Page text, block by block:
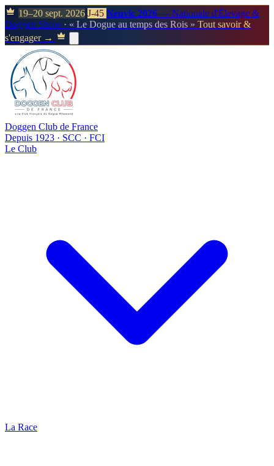
19–20 sept. 2026 J-45 Neuvic 2026 — Nationale d'Élevage &
Doggen Show · « Le Dogue au temps des Rois » Tout savoir &
s'engager →
Doggen Club de France
Depuis 1923 · SCC · FCI
Le Club
La Race